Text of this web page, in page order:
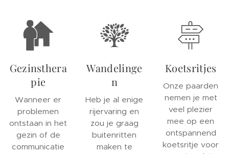
Gezinsthera
pie
Wanneer er
problemen
ontstaan in het
gezin of de
communicatie
Wandelinge
n
Heb je al enige
rijervaring en
zou je graag
buitenritten
maken te
Koetsritjes
Onze paarden
nemen je met
veel plezier
mee op een
ontspannend
koetsritje voor